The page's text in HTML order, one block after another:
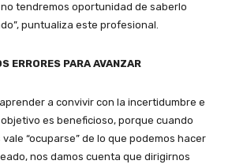
tendremos oportunidad de saberlo
puntualiza este profesional.
ERRORES PARA AVANZAR
a convivir con la incertidumbre e
es beneficioso, porque cuando
“ocuparse” de lo que podemos hacer
nos damos cuenta que dirigirnos